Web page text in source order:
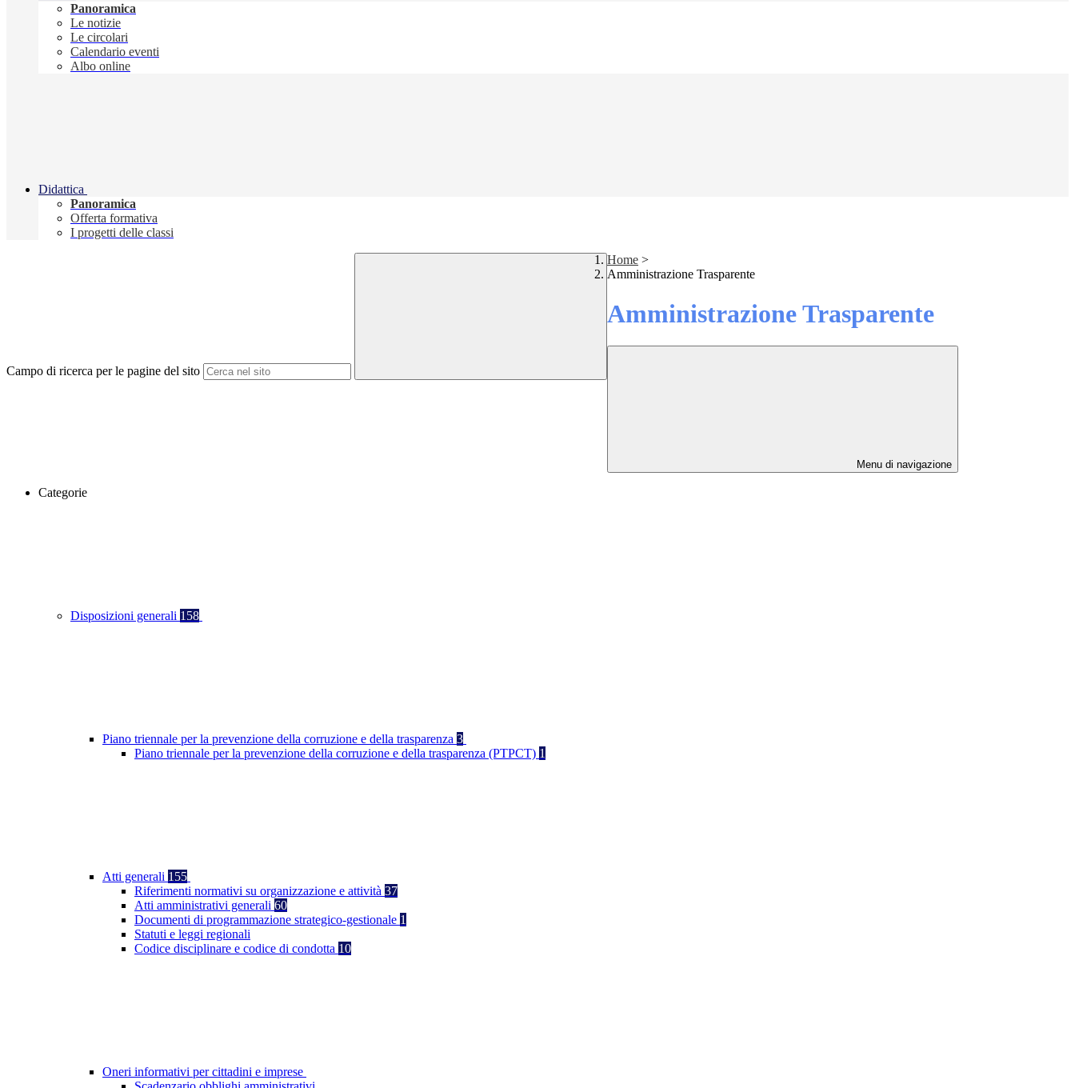
Panoramica
Le notizie
Le circolari
Calendario eventi
Albo online
Didattica
Panoramica
Offerta formativa
I progetti delle classi
Campo di ricerca per le pagine del sito
Home >
Amministrazione Trasparente
Amministrazione Trasparente
Menu di navigazione
Categorie
Disposizioni generali 158
Piano triennale per la prevenzione della corruzione e della trasparenza 3
Piano triennale per la prevenzione della corruzione e della trasparenza (PTPCT) 1
Atti generali 155
Riferimenti normativi su organizzazione e attività 37
Atti amministrativi generali 60
Documenti di programmazione strategico-gestionale 1
Statuti e leggi regionali
Codice disciplinare e codice di condotta 10
Oneri informativi per cittadini e imprese